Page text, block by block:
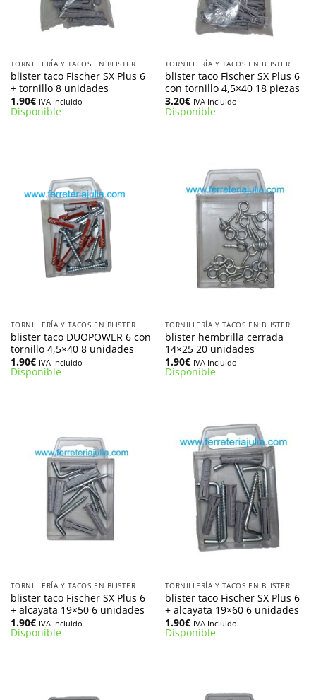
TORNILLERÍA Y TACOS EN BLISTER
blister taco Fischer SX Plus 6
+ tornillo 8 unidades
1.90€ IVA Incluido
Disponible
TORNILLERÍA Y TACOS EN BLISTER
blister taco Fischer SX Plus 6
con tornillo 4,5×40 18 piezas
3.20€ IVA Incluido
Disponible
TORNILLERÍA Y TACOS EN BLISTER
blister taco DUOPOWER 6 con
tornillo 4,5×40 8 unidades
1.90€ IVA Incluido
Disponible
TORNILLERÍA Y TACOS EN BLISTER
blister hembrilla cerrada
14×25 20 unidades
1.90€ IVA Incluido
Disponible
TORNILLERÍA Y TACOS EN BLISTER
blister taco Fischer SX Plus 6
+ alcayata 19×50 6 unidades
1.90€ IVA Incluido
Disponible
TORNILLERÍA Y TACOS EN BLISTER
blister taco Fischer SX Plus 6
+ alcayata 19×60 6 unidades
1.90€ IVA Incluido
Disponible